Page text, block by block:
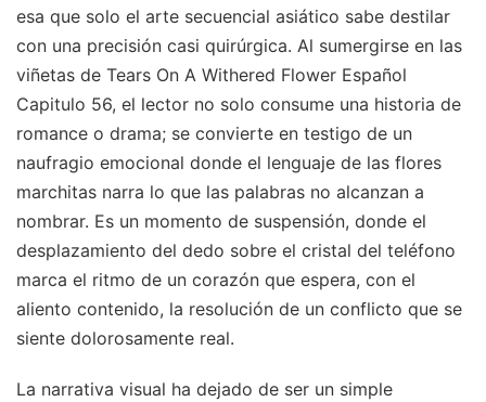
esa que solo el arte secuencial asiático sabe destilar
con una precisión casi quirúrgica. Al sumergirse en las
viñetas de Tears On A Withered Flower Español
Capitulo 56, el lector no solo consume una historia de
romance o drama; se convierte en testigo de un
naufragio emocional donde el lenguaje de las flores
marchitas narra lo que las palabras no alcanzan a
nombrar. Es un momento de suspensión, donde el
desplazamiento del dedo sobre el cristal del teléfono
marca el ritmo de un corazón que espera, con el
aliento contenido, la resolución de un conflicto que se
siente dolorosamente real.
La narrativa visual ha dejado de ser un simple